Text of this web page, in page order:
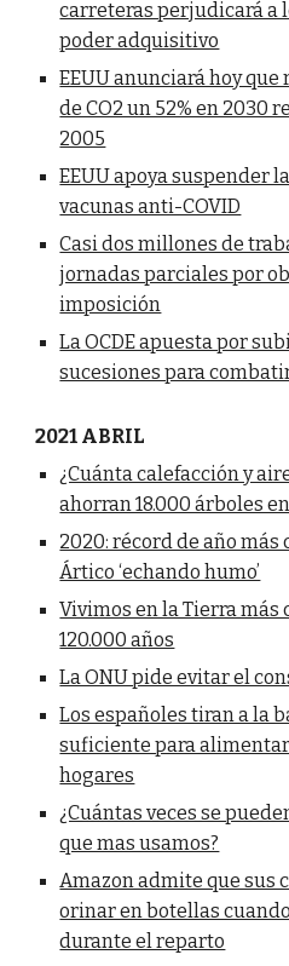
carreteras perjudicará a
poder adquisitivo
EEUU anunciará hoy
de CO2 un 52% en 2030
2005
EEUU apoya suspender
vacunas anti-COVID
Casi dos millones de
jornadas parciales por
imposición
La OCDE apuesta por
sucesiones para
2021 ABRIL
¿Cuánta calefacción y
ahorran 18.000 árboles
2020: récord de año más
Ártico ‘echando humo’
Vivimos en la Tierra
120.000 años
La ONU pide evitar el
Los españoles tiran a la
suficiente para
hogares
¿Cuántas veces se
que mas usamos?
Amazon admite que sus
orinar en botellas
durante el reparto